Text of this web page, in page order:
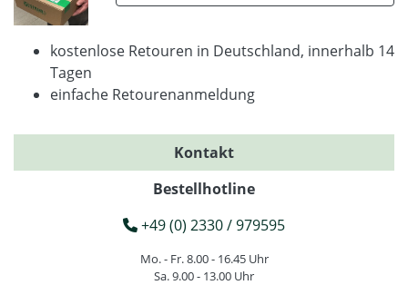
kostenlose Retouren in Deutschland, innerhalb 14
Tagen
einfache Retourenanmeldung
Kontakt
Bestellhotline
+49 (0) 2330 / 979595
Mo. - Fr. 8.00 - 16.45 Uhr
Sa. 9.00 - 13.00 Uhr